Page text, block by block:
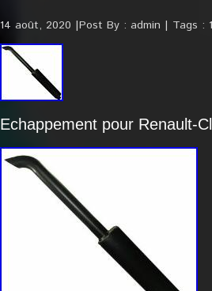
14 août, 2020 Post By : admin Tags :
Echappement pour Renault-